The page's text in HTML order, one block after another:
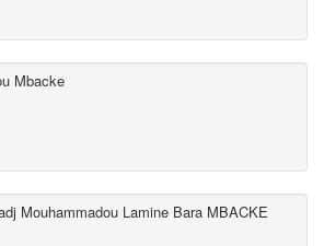
Mbacke
Mouhammadou Lamine Bara MBACKE